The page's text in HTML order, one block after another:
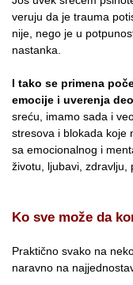
veruju da je trauma
nije, nego je u
nastanka.
I tako se primena
emocije i uverenja
sreću, imamo sada i
stresova i blokada koje
sa emocionalnog i
životu, ljubavi, zdravlju,
Ko sve može da
Praktično svako na
naravno na